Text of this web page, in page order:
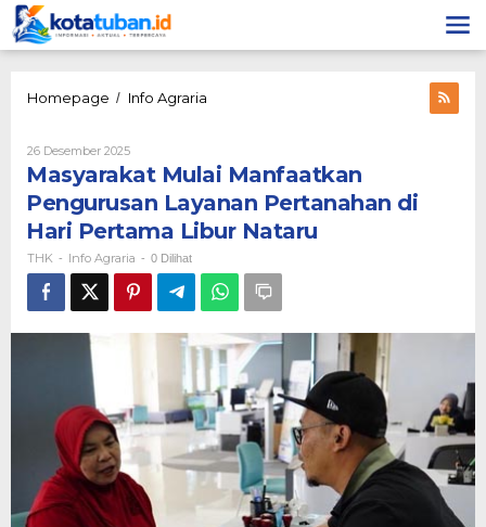
Lewati
ke
konten
Homepage / Info Agraria
Layanan
Pertanahan
di
Hari
Libur
Nataru
26 Desember 2025Oleh
THK
Masyarakat Mulai Manfaatkan
Pengurusan Layanan Pertanahan di
Hari Pertama Libur Nataru
THK - Info Agraria - 0 Dilihat